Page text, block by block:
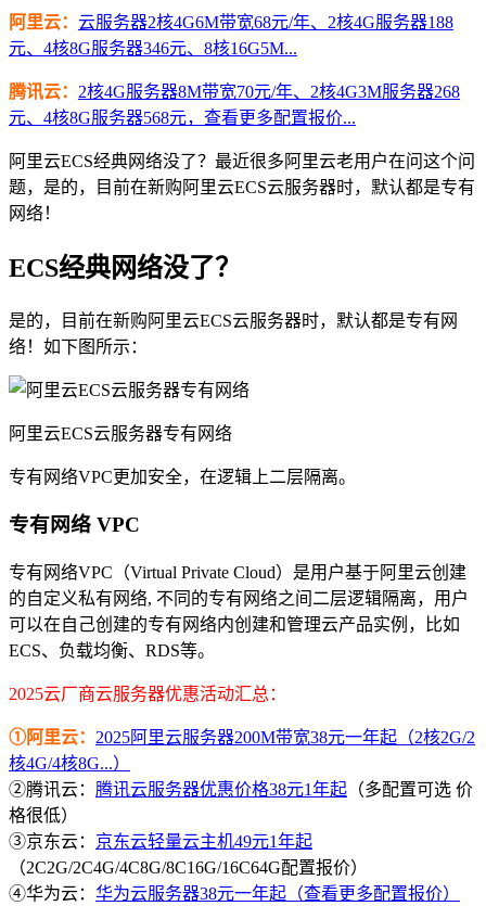
阿里云： 云服务器2核4G6M带宽68元/年、2核4G服务器188
元、4核8G服务器346元、8核16G5M...
腾讯云： 2核4G服务器8M带宽70元/年、2核4G3M服务器268
元、4核8G服务器568元，查看更多配置报价...
阿里云ECS经典网络没了？最近很多阿里云老用户在问这个问
题，是的，目前在新购阿里云ECS云服务器时，默认都是专有
网络！
ECS经典网络没了？
是的，目前在新购阿里云ECS云服务器时，默认都是专有网
络！如下图所示：
阿里云ECS云服务器专有网络
专有网络VPC更加安全，在逻辑上二层隔离。
专有网络 VPC
专有网络VPC（Virtual Private Cloud）是用户基于阿里云创建
的自定义私有网络, 不同的专有网络之间二层逻辑隔离，用户
可以在自己创建的专有网络内创建和管理云产品实例，比如
ECS、负载均衡、RDS等。
2025云厂商云服务器优惠活动汇总：
①阿里云： 2025阿里云服务器200M带宽38元一年起（2核2G/2
核4G/4核8G...）
②腾讯云： 腾讯云服务器优惠价格38元1年起 （多配置可选 价
格很低）
③京东云： 京东云轻量云主机49元1年起
（2C2G/2C4G/4C8G/8C16G/16C64G配置报价）
④华为云： 华为云服务器38元一年起（查看更多配置报价）